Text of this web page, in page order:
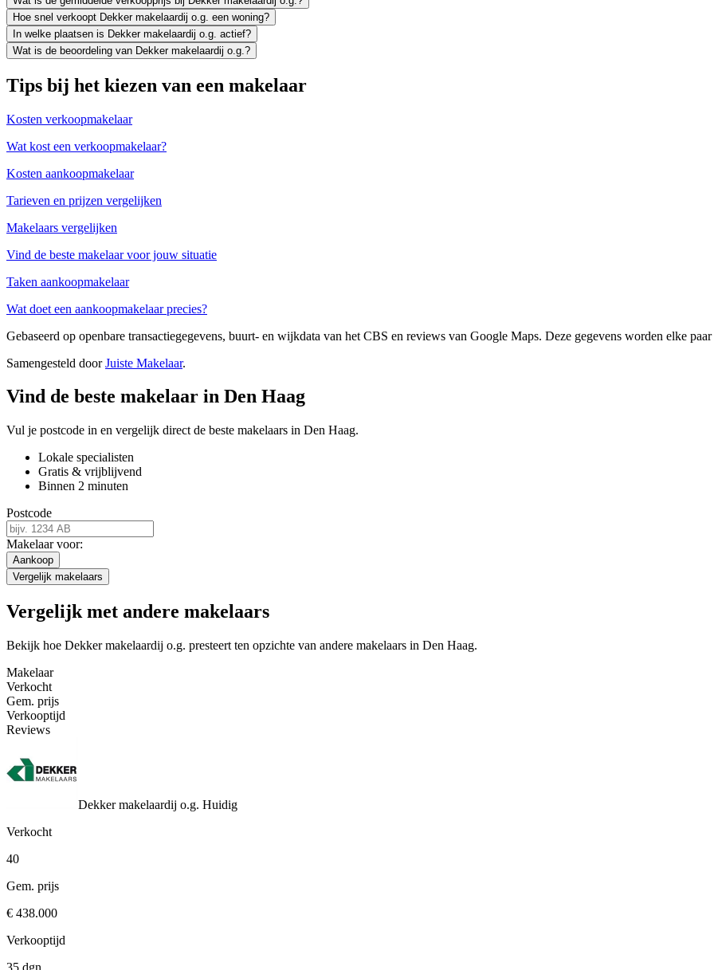
Hoe snel verkoopt Dekker makelaardij o.g. een woning?
In welke plaatsen is Dekker makelaardij o.g. actief?
Wat is de beoordeling van Dekker makelaardij o.g.?
Tips bij het kiezen van een makelaar
Kosten verkoopmakelaar
Wat kost een verkoopmakelaar?
Kosten aankoopmakelaar
Tarieven en prijzen vergelijken
Makelaars vergelijken
Vind de beste makelaar voor jouw situatie
Taken aankoopmakelaar
Wat doet een aankoopmakelaar precies?
Gebaseerd op openbare transactiegegevens, buurt- en wijkdata van het CBS en reviews van Google Maps. Deze gegevens worden elke
Samengesteld doorJuiste Makelaar.
Vind de beste makelaar in Den Haag
Vul je postcode in en vergelijk direct de beste makelaars in Den Haag.
Lokale specialisten
Gratis & vrijblijvend
Binnen 2 minuten
Postcode
Makelaar voor:
Aankoop
Vergelijk makelaars
Vergelijk met andere makelaars
Bekijk hoe Dekker makelaardij o.g. presteert ten opzichte van andere makelaars in Den Haag.
Makelaar
Verkocht
Gem. prijs
Verkooptijd
Reviews
Dekker makelaardij o.g. Huidig
Verkocht
40
Gem. prijs
€ 438.000
Verkooptijd